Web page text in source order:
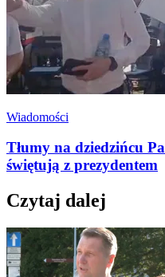
Wiadomości
Tłumy na dziedzińcu
świętują z prezydentem
Czytaj dalej